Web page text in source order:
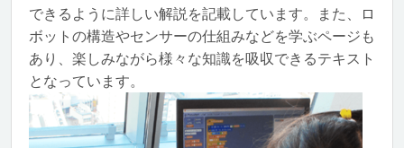
できるように詳しい解説を記載しています。また、ロ
ボットの構造やセンサーの仕組みなどを学ぶページも
あり、楽しみながら様々な知識を吸収できるテキスト
となっています。